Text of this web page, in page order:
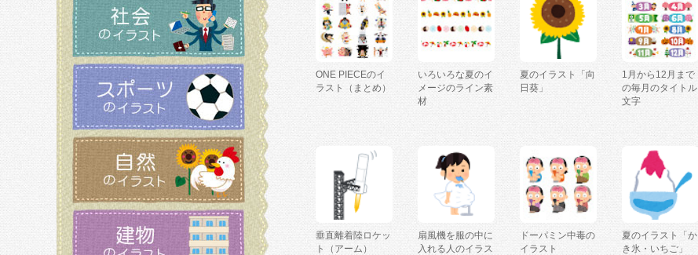
ONE PIECEのイ
ラスト（まとめ）
いろいろな夏のイ
メージのライン素
材
夏のイラスト「向
日葵」
1月から12月まで
の毎月のタイトル
文字
垂直離着陸ロケッ
ト（アーム）
扇風機を服の中に
入れる人のイラス
ドーパミン中毒の
イラスト
夏のイラスト「か
き氷・いちご」